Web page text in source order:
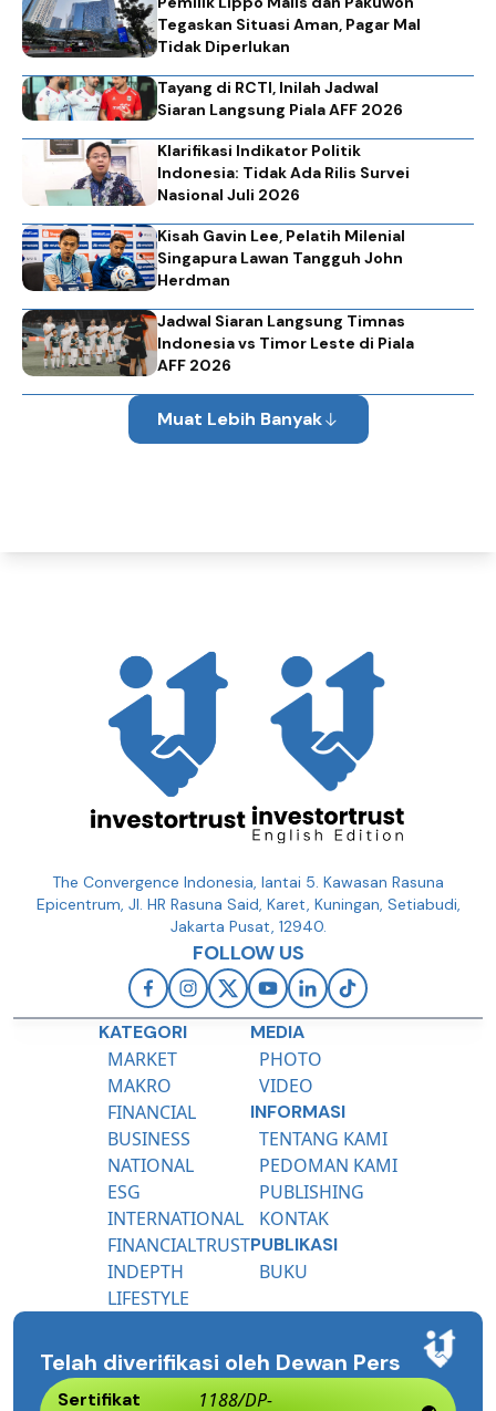
Tegaskan Situasi Aman, Pagar Mal
Tidak Diperlukan
Tayang di RCTI, Inilah Jadwal
Siaran Langsung Piala AFF 2026
Klarifikasi Indikator Politik
Indonesia: Tidak Ada Rilis Survei
Nasional Juli 2026
Kisah Gavin Lee, Pelatih Milenial
Singapura Lawan Tangguh John
Herdman
Jadwal Siaran Langsung Timnas
Indonesia vs Timor Leste di Piala
AFF 2026
Muat Lebih Banyak
The Convergence Indonesia, lantai 5. Kawasan Rasuna
Epicentrum, Jl. HR Rasuna Said, Karet, Kuningan, Setiabudi,
Jakarta Pusat, 12940.
FOLLOW US
KATEGORI
MARKET
MAKRO
FINANCIAL
BUSINESS
NATIONAL
ESG
INTERNATIONAL
FINANCIALTRUST
INDEPTH
LIFESTYLE
MEDIA
PHOTO
VIDEO
INFORMASI
TENTANG KAMI
PEDOMAN KAMI
PUBLISHING
KONTAK
PUBLIKASI
BUKU
Telah diverifikasi oleh Dewan Pers
Sertifikat 1188/DP-